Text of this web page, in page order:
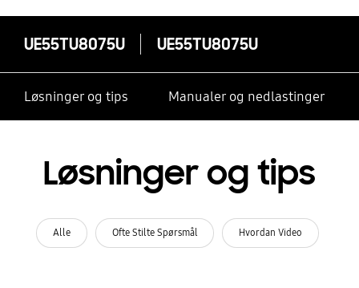
UE55TU8075U UE55TU8075U
Løsninger og tips Manualer og nedlastinger
Løsninger og tips
Alle Ofte Stilte Spørsmål Hvordan Video